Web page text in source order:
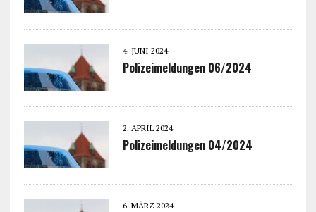
4. JUNI 2024
Polizeimeldungen 06/2024
2. APRIL 2024
Polizeimeldungen 04/2024
6. MÄRZ 2024